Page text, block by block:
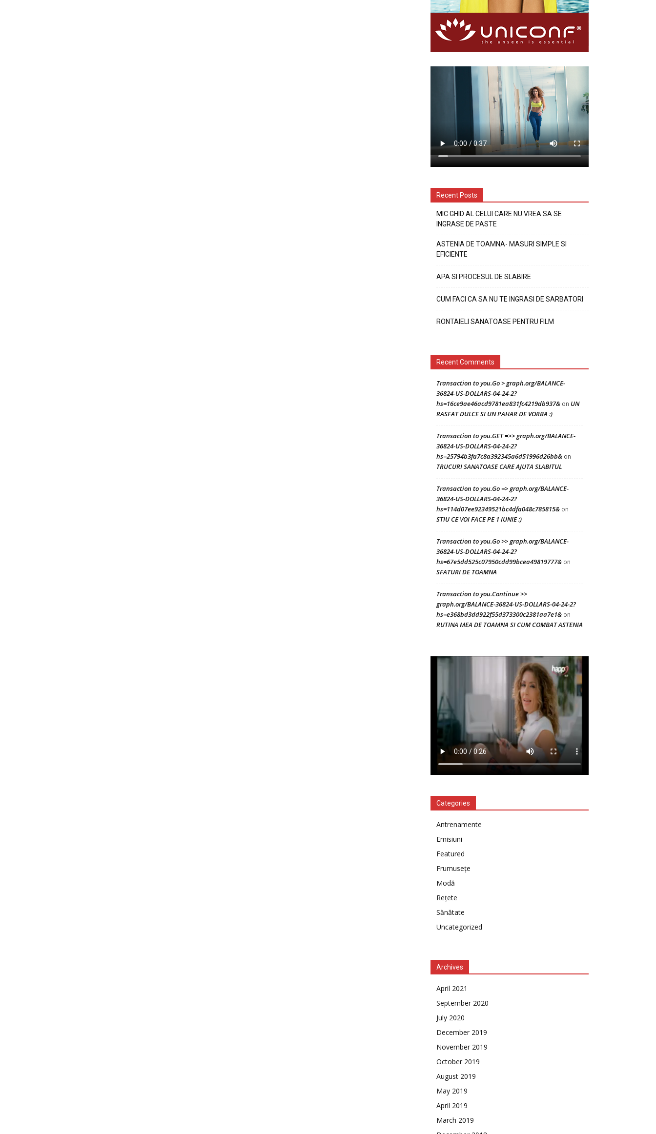
Recent Posts
MIC GHID AL CELUI CARE NU VREA SA SE
INGRASE DE PASTE
ASTENIA DE TOAMNA- MASURI SIMPLE SI
EFICIENTE
APA SI PROCESUL DE SLABIRE
CUM FACI CA SA NU TE INGRASI DE SARBATORI
RONTAIELI SANATOASE PENTRU FILM
Recent Comments
Transaction to you.Go > graph.org/BALANCE-
36824-US-DOLLARS-04-24-2?
hs=16ce9ae46acd9781ea831fc4219db937& on UN
RASFAT DULCE SI UN PAHAR DE VORBA :)
Transaction to you.GET =>> graph.org/BALANCE-
36824-US-DOLLARS-04-24-2?
hs=25794b3fa7c8a392345a6d51996d26bb& on
TRUCURI SANATOASE CARE AJUTA SLABITUL
Transaction to you.Go => graph.org/BALANCE-
36824-US-DOLLARS-04-24-2?
hs=114d07ee92349521bc4dfa048c785815& on
STIU CE VOI FACE PE 1 IUNIE :)
Transaction to you.Go >> graph.org/BALANCE-
36824-US-DOLLARS-04-24-2?
hs=67e5dd525c07950cdd99bcea49819777& on
SFATURI DE TOAMNA
Transaction to you.Continue >>
graph.org/BALANCE-36824-US-DOLLARS-04-24-2?
hs=e368bd3dd922f55d373300c2381aa7e1& on
RUTINA MEA DE TOAMNA SI CUM COMBAT ASTENIA
Categories
Antrenamente
Emisiuni
Featured
Frumusețe
Modă
Rețete
Sănătate
Uncategorized
Archives
April 2021
September 2020
July 2020
December 2019
November 2019
October 2019
August 2019
May 2019
April 2019
March 2019